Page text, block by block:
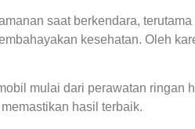
saat berkendara,
kesehatan. Oleh
mulai dari perawatan
hasil terbaik.